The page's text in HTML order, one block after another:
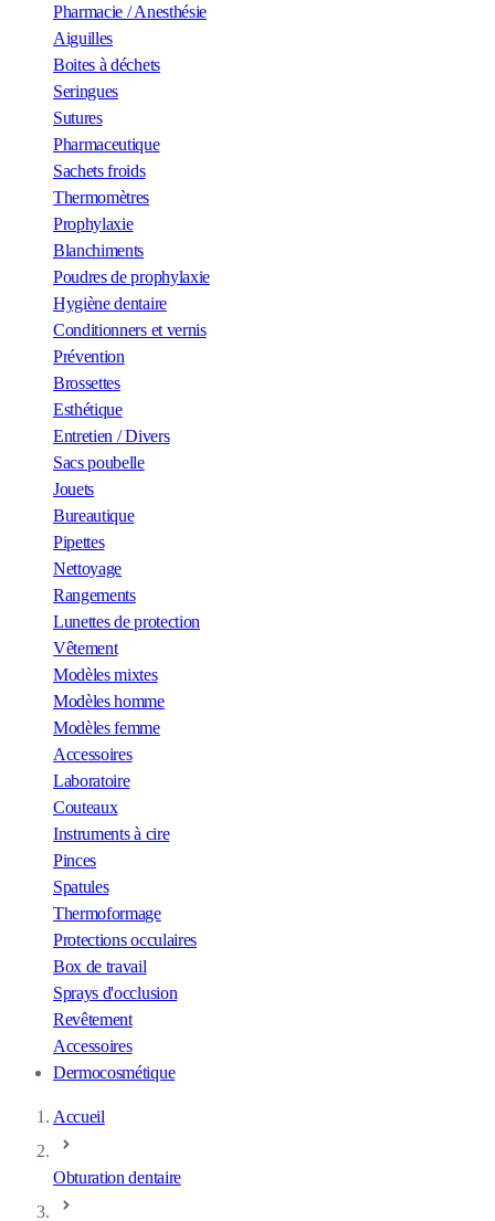
Pharmacie / Anesthésie
Aiguilles
Boites à déchets
Seringues
Sutures
Pharmaceutique
Sachets froids
Thermomètres
Prophylaxie
Blanchiments
Poudres de prophylaxie
Hygiène dentaire
Conditionners et vernis
Prévention
Brossettes
Esthétique
Entretien / Divers
Sacs poubelle
Jouets
Bureautique
Pipettes
Nettoyage
Rangements
Lunettes de protection
Vêtement
Modèles mixtes
Modèles homme
Modèles femme
Accessoires
Laboratoire
Couteaux
Instruments à cire
Pinces
Spatules
Thermoformage
Protections occulaires
Box de travail
Sprays d'occlusion
Revêtement
Accessoires
Dermocosmétique
Accueil
Obturation dentaire